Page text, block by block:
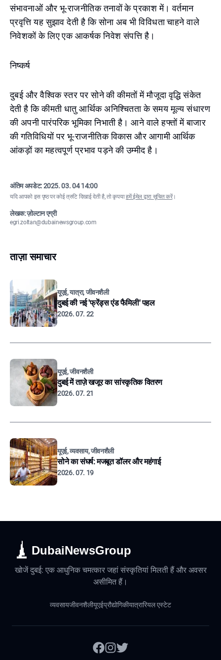
संभावनाओं और भू-राजनीतिक तनावों के प्रकाश में। वर्तमान
प्रवृत्ति यह सुझाव देती है कि सोना अब भी विविधता चाहने वाले
निवेशकों के लिए एक आकर्षक निवेश संपत्ति है।
निष्कर्ष
दुबई और वैश्विक स्तर पर सोने की कीमतों में मौजूदा वृद्धि संकेत
देती है कि कीमती धातु आर्थिक अनिश्चितता के समय मूल्य संधारण
की अपनी पारंपरिक भूमिका निभाती है। आने वाले हफ्तों में बाजार
की गतिविधियों पर भू-राजनीतिक विकास और आगामी आर्थिक
आंकड़ों का महत्वपूर्ण प्रभाव पड़ने की उम्मीद है।
अंतिम अपडेट:2025. 03. 04 14:00
यदि आपको इस पृष्ठ पर कोई त्रुटि दिखाई देती है, तो कृपयाहमें ईमेल द्वारा सूचित करें।
लेखक: ज़ोल्टान एग्री
egri.zoltan@dubainewsgroup.com
ताज़ा समाचार
यूएई, यात्रा, जीवनशैली
दुबई की नई 'फ्रेंड्स एंड फैमिली' पहल
2026. 07. 22
यूएई, जीवनशैली
दुबई में ताज़े खजूर का सांस्कृतिक वितरण
2026. 07. 21
यूएई, व्यवसाय, जीवनशैली
सोने का संघर्ष: मजबूत डॉलर और महंगाई
2026. 07. 19
DubaiNewsGroup
खोजें दुबई: एक आधुनिक चमत्कार जहां संस्कृतियां मिलती हैं और अवसर
असीमित हैं।
व्यवसायजीवनशैलीयूएईप्रौद्योगिकीयात्रारियल एस्टेट